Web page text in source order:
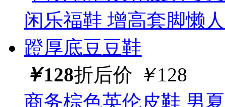
￥128折后价 ￥128
商务棕色英伦皮鞋 男